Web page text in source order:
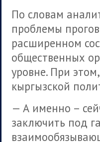
По словам
проблемы
расширенном
общественных
уровне. При
кыргызской
— А именно –
заключить под